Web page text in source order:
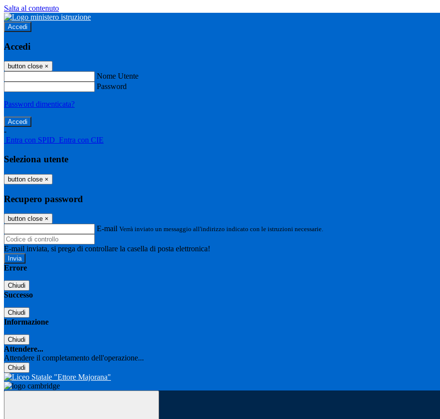
Salta al contenuto
Accedi
Accedi
button close ×
Nome Utente
Password
Password dimenticata?
-
Entra con SPID Entra con CIE
Seleziona utente
button close ×
Recupero password
button close ×
E-mail Verrà inviato un messaggio all'indirizzo indicato con le istruzioni necessarie.
E-mail inviata, si prega di controllare la casella di posta elettronica!
Errore
Chiudi
Successo
Chiudi
Informazione
Chiudi
Attendere...
Attendere il completamento dell'operazione...
Chiudi